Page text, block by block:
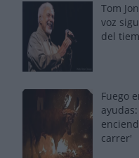
Tom
voz
del
Fuego
carrer'